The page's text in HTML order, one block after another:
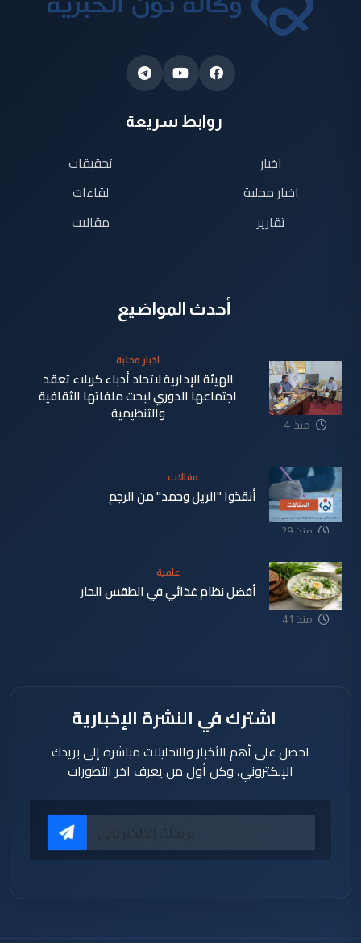
روابط سريعة
اخبار
اخبار محلية
تقارير
تحقيقات
لقاءات
مقالات
أحدث المواضيع
منذ 4
اخبار محلية
الهيئة الإدارية لاتحاد أدباء كربلاء تعقد
اجتماعها الدوري لبحث ملفاتها الثقافية
والتنظيمية
منذ 29
مقالات
أنقذوا "الريل وحمد" من الرجم
منذ 41
علمية
أفضل نظام غذائي في الطقس الحار
اشترك في النشرة الإخبارية
احصل على أهم الأخبار والتحليلات مباشرة إلى بريدك
الإلكتروني، وكن أول من يعرف آخر التطورات